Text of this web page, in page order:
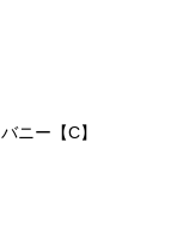
ニー【C】